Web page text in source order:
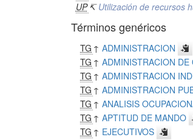
UP ↸Utilización de recursos
Términos genéricos
TG ↑ADMINISTRACION
TG ↑ADMINISTRACION DE
TG ↑ADMINISTRACION
TG ↑ADMINISTRACION
TG ↑ANALISIS
TG ↑APTITUD DE MANDO
TG ↑ EJECUTIVOS